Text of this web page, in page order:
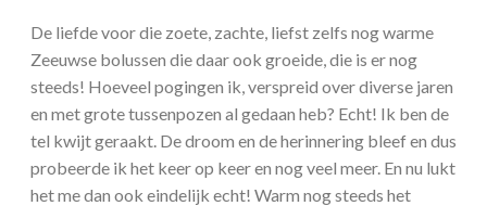
De liefde voor die zoete, zachte, liefst zelfs nog warme
Zeeuwse bolussen die daar ook groeide, die is er nog
steeds! Hoeveel pogingen ik, verspreid over diverse jaren
en met grote tussenpozen al gedaan heb? Echt! Ik ben de
tel kwijt geraakt. De droom en de herinnering bleef en dus
probeerde ik het keer op keer en nog veel meer. En nu lukt
het me dan ook eindelijk echt! Warm nog steeds het